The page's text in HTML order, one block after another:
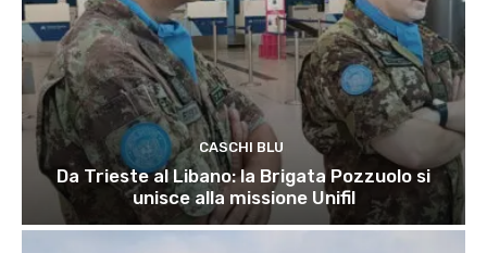
CASCHI BLU
Da Trieste al Libano: la Brigata Pozzuolo si
unisce alla missione Unifil